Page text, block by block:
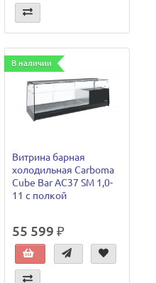
В наличии
Витрина барная
холодильная Carboma
Cube Bar AC37 SM 1,0-
11 с полкой
55 599 ₽